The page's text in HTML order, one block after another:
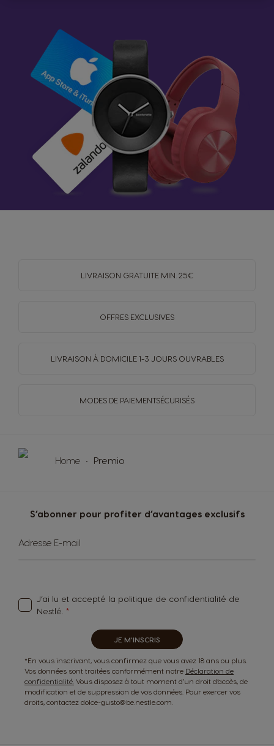
LIVRAISON GRATUITE MIN. 25€
OFFRES EXCLUSIVES
LIVRAISON À DOMICILE 1-3 JOURS OUVRABLES
MODES DE PAIEMENTSÉCURISÉS
Home Premio
S’abonner pour profiter d’avantages exclusifs
Up
Adresse E-mail
J’ai lu et accepté la politique de confidentialité de
Nestlé.
JE M'INSCRIS
*En vous inscrivant, vous confirmez que vous avez 18 ans ou plus.
Vos données sont traitées conformément notre Déclaration de
confidentialité. Vous disposez à tout moment d’un droit d’accès, de
modification et de suppression de vos données. Pour exercer vos
droits, contactez dolce-gusto@be.nestle.com.